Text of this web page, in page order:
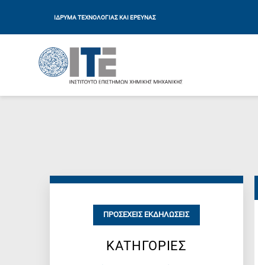
ΙΔΡΥΜΑ ΤΕΧΝΟΛΟΓΙΑΣ ΚΑΙ ΕΡΕΥΝΑΣ
ΠΡΟΣΕΧΕΊΣ ΕΚΔΗΛΏΣΕΙΣ
ΚΑΤΗΓΟΡΙΕΣ